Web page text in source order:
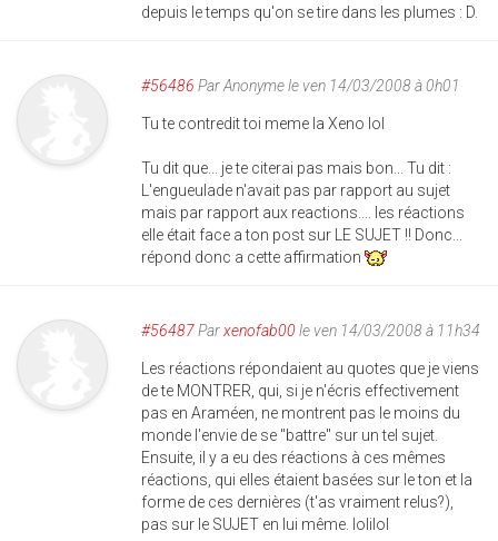
depuis le temps qu'on se tire dans les plumes : D.
#56486 ParAnonymele ven 14/03/2008 à 0h01
Tu te contredit toi meme la Xeno lol
Tu dit que... je te citerai pas mais bon... Tu dit :
L'engueulade n'avait pas par rapport au sujet
mais par rapport aux reactions.... les réactions
elle était face a ton post sur LE SUJET !! Donc...
répond donc a cette affirmation
#56487Parxenofab00 le ven 14/03/2008 à 11h34
Les réactions répondaient au quotes que je viens
de te MONTRER, qui, si je n'écris effectivement
pas en Araméen, ne montrent pas le moins du
monde l'envie de se "battre" sur un tel sujet.
Ensuite, il y a eu des réactions à ces mêmes
réactions, qui elles étaient basées sur le ton et la
forme de ces dernières (t'as vraiment relus?),
pas sur le SUJET en lui même. lolilol